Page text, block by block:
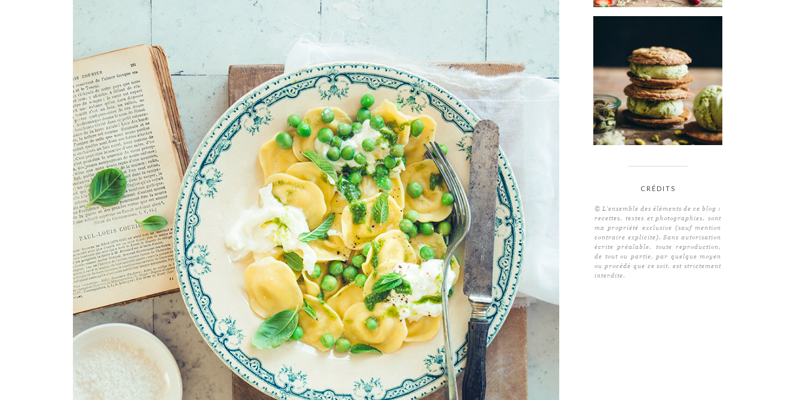
CRÉDITS
© L'ensemble des éléments de ce blog :
recettes, textes et photographies, sont
ma propriété exclusive (sauf mention
contraire explicite). Sans autorisation
écrite préalable, toute reproduction,
de tout ou partie, par quelque moyen
ou procédé que ce soit, est strictement
interdite.